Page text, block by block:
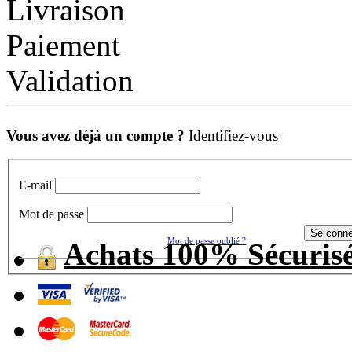
Livraison
Paiement
Validation
Vous avez déjà un compte ? Identifiez-vous
E-mail
Mot de passe
Mot de passe oublié ?
Achats 100%